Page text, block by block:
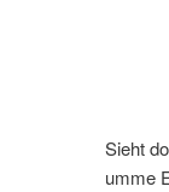
Sieht
umme